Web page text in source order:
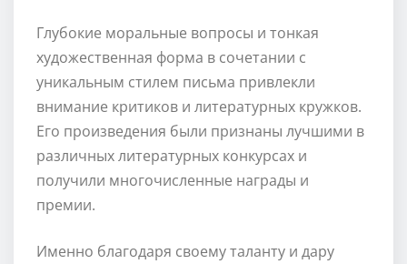
Глубокие моральные вопросы и тонкая
художественная форма в сочетании с
уникальным стилем письма привлекли
внимание критиков и литературных кружков.
Его произведения были признаны лучшими в
различных литературных конкурсах и
получили многочисленные награды и
премии.
Именно благодаря своему таланту и дару